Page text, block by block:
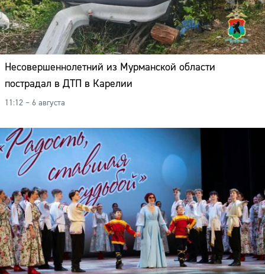
Несовершеннолетний из Мурманской области
пострадал в ДТП в Карелии
11:12 – 6 августа